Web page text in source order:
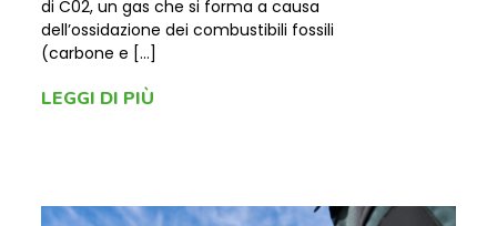
di C02, un gas che si forma a causa
dell’ossidazione dei combustibili fossili
(carbone e […]
LEGGI DI PIÙ